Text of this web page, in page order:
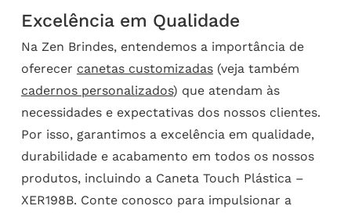
Excelência em Qualidade
Na Zen Brindes, entendemos a importância de
oferecer canetas customizadas(veja também
cadernos personalizados) que atendam às
necessidades e expectativas dos nossos clientes.
Por isso, garantimos a excelência em qualidade,
durabilidade e acabamento em todos os nossos
produtos, incluindo a Caneta Touch Plástica –
XER198B. Conte conosco para impulsionar a